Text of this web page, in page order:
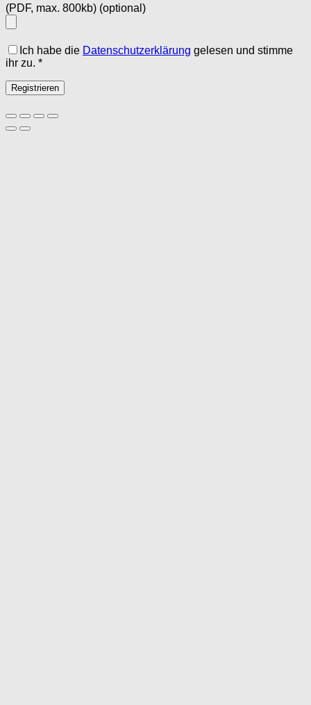
(PDF, max. 800kb) (optional)
Ich habe die Datenschutzerklärung gelesen und stimme
ihr zu. *
Registrieren